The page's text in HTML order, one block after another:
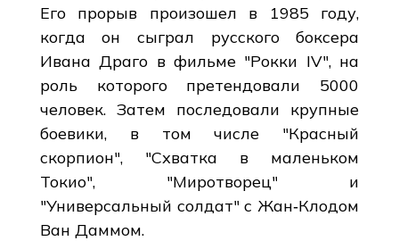
Его прорыв произошел в 1985 году,
когда он сыграл русского боксера
Ивана Драго в фильме "Рокки IV", на
роль которого претендовали 5000
человек. Затем последовали крупные
боевики, в том числе "Красный
скорпион", "Схватка в маленьком
Токио", "Миротворец" и
"Универсальный солдат" с Жан‑Клодом
Ван Даммом.